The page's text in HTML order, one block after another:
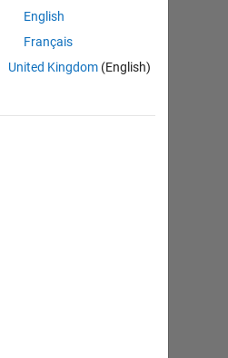
English
Français
United Kingdom(English)